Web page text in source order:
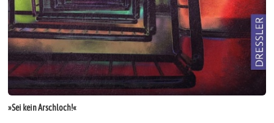
»Sei kein Arschloch!«